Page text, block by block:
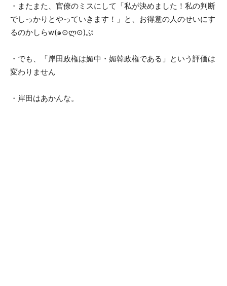
・またまた、官僚のミスにして「私が決めました！私の判断
でしっかりとやっていきます！」と、お得意の人のせいにす
るのかしらw(๑⊙ლ⊙)ぷ
・でも、「岸田政権は媚中・媚韓政権である」という評価は
変わりません
・岸田はあかんな。